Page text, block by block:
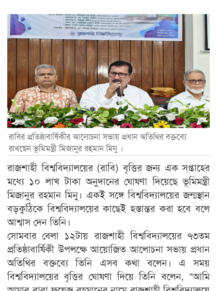
রাবির প্রতিষ্ঠাবার্ষিকীর আলোচনা সভায় প্রধান অতিথির বক্তব্যে
রাখছেন ভূমিমন্ত্রী মিজানুর রহমান মিনু ।
রাজশাহী বিশ্ববিদ্যালয়ের (রাবি) বৃত্তির জন্য এক সপ্তাহের
মধ্যে ১০ লাখ টাকা অনুদানের ঘোষণা দিয়েছে ভূমিমন্ত্রী
মিজানুর রহমান মিনু। একই সঙ্গে বিশ্ববিদ্যালয়ের জন্মস্থান
বড়কুঠিকে বিশ্ববিদ্যালয়ের কাছেই হস্তান্তর করা হবে বলে
আশ্বাস দেন তিনি।
সোমবার বেলা ১২টায় রাজশাহী বিশ্ববিদ্যালয়ের ৭৩তম
প্রতিষ্ঠাবার্ষিকী উপলক্ষে আয়োজিত আলোচনা সভায় প্রধান
অতিথির বক্তব্যে তিনি এসব কথা বলেন। এ সময়
বিশ্ববিদ্যালয়ের বৃত্তির ঘোষণা দিয়ে তিনি বলেন, “আমি